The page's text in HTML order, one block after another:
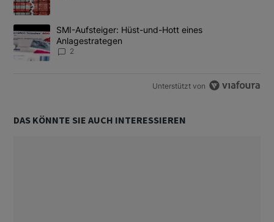
Ein Trendartikel mit dem Titel "SMI-Aufsteiger: Hüst-und-Hott
SMI-Aufsteiger: Hüst-und-Hott eines
Anlagestrategen
2
Unterstützt von
DAS KÖNNTE SIE AUCH INTERESSIEREN